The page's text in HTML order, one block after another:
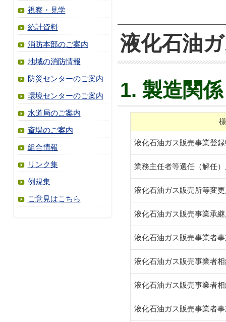
視察・見学
統計資料
消防本部のご案内
地域の消防情報
防災センターのご案内
環境センターのご案内
水道局のご案内
斎場のご案内
組合情報
リンク集
例規集
ご意見はこちら
液化石油
1. 製造関係
液化石油ガス販売事業登
業務主任者等選任（解任
液化石油ガス販売所等変
液化石油ガス販売事業承
液化石油ガス販売事業者
液化石油ガス販売事業者
液化石油ガス販売事業者
液化石油ガス販売事業者